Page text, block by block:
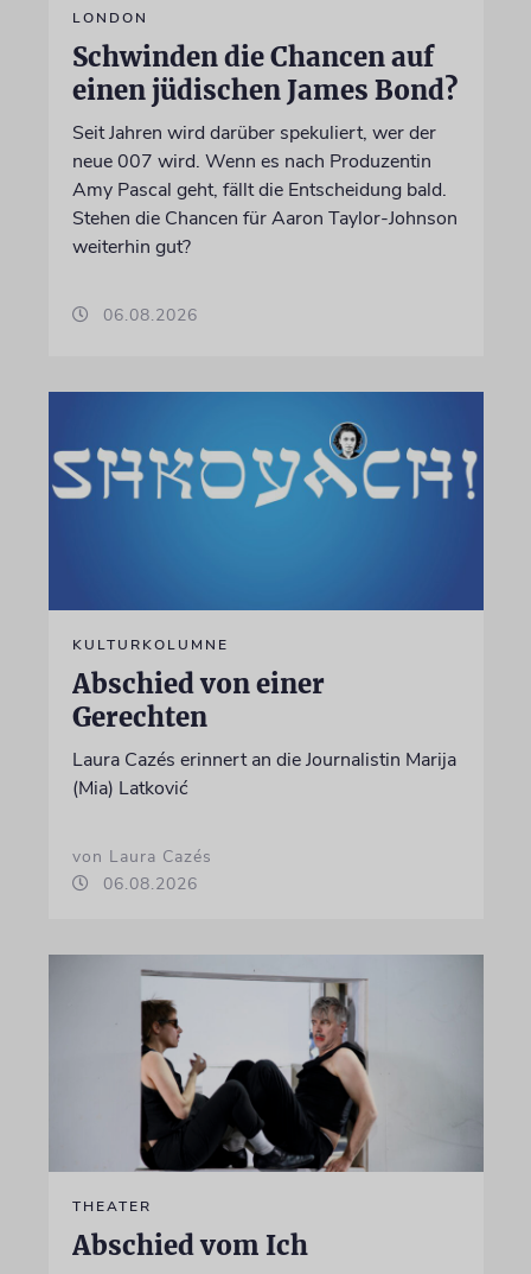
LONDON
Schwinden die Chancen auf
einen jüdischen James Bond?
Seit Jahren wird darüber spekuliert, wer der
neue 007 wird. Wenn es nach Produzentin
Amy Pascal geht, fällt die Entscheidung bald.
Stehen die Chancen für Aaron Taylor-Johnson
weiterhin gut?
06.08.2026
KULTURKOLUMNE
Abschied von einer
Gerechten
Laura Cazés erinnert an die Journalistin Marija
(Mia) Latković
von Laura Cazés
06.08.2026
THEATER
Abschied vom Ich